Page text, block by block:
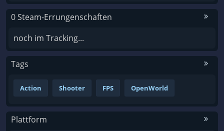
0 Steam-Errungenschaften
noch im Tracking...
Tags
Action Shooter FPS OpenWorld
Plattform